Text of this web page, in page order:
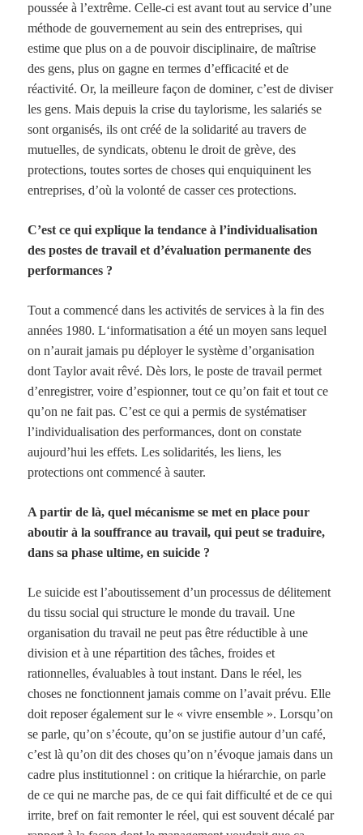
poussée à l’extrême. Celle-ci est avant tout au service d’une
méthode de gouvernement au sein des entreprises, qui
estime que plus on a de pouvoir disciplinaire, de maîtrise
des gens, plus on gagne en termes d’efficacité et de
réactivité. Or, la meilleure façon de dominer, c’est de diviser
les gens. Mais depuis la crise du taylorisme, les salariés se
sont organisés, ils ont créé de la solidarité au travers de
mutuelles, de syndicats, obtenu le droit de grève, des
protections, toutes sortes de choses qui enquiquinent les
entreprises, d’où la volonté de casser ces protections.
C’est ce qui explique la tendance à l’individualisation
des postes de travail et d’évaluation permanente des
performances ?
Tout a commencé dans les activités de services à la fin des
années 1980. L‘informatisation a été un moyen sans lequel
on n’aurait jamais pu déployer le système d’organisation
dont Taylor avait rêvé. Dès lors, le poste de travail permet
d’enregistrer, voire d’espionner, tout ce qu’on fait et tout ce
qu’on ne fait pas. C’est ce qui a permis de systématiser
l’individualisation des performances, dont on constate
aujourd’hui les effets. Les solidarités, les liens, les
protections ont commencé à sauter.
A partir de là, quel mécanisme se met en place pour
aboutir à la souffrance au travail, qui peut se traduire,
dans sa phase ultime, en suicide ?
Le suicide est l’aboutissement d’un processus de délitement
du tissu social qui structure le monde du travail. Une
organisation du travail ne peut pas être réductible à une
division et à une répartition des tâches, froides et
rationnelles, évaluables à tout instant. Dans le réel, les
choses ne fonctionnent jamais comme on l’avait prévu. Elle
doit reposer également sur le « vivre ensemble ». Lorsqu’on
se parle, qu’on s’écoute, qu’on se justifie autour d’un café,
c’est là qu’on dit des choses qu’on n’évoque jamais dans un
cadre plus institutionnel : on critique la hiérarchie, on parle
de ce qui ne marche pas, de ce qui fait difficulté et de ce qui
irrite, bref on fait remonter le réel, qui est souvent décalé par